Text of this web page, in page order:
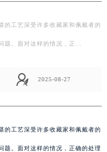
的工艺深受许多收藏家和佩戴者的
题。面对这样的情况，正…
2025-08-27
的工艺深受许多收藏家和佩戴者的
题。面对这样的情况，正确的处理